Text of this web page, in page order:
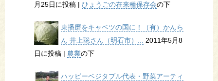
月25日に投稿 | ひょうごの在来種保存会の下
東播磨をキャベツの国に！（有）かんら
ん 井上聡さん（明石市）... 2011年5月8
日に投稿 | 農業の下
ハッピーベジタブル代表・野菜アーティ